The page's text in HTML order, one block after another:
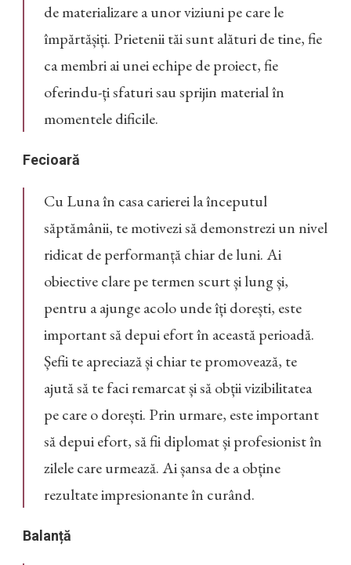
de materializare a unor viziuni pe care le
împărtășiți. Prietenii tăi sunt alături de tine, fie
ca membri ai unei echipe de proiect, fie
oferindu-ți sfaturi sau sprijin material în
momentele dificile.
Fecioară
Cu Luna în casa carierei la începutul
săptămânii, te motivezi să demonstrezi un nivel
ridicat de performanță chiar de luni. Ai
obiective clare pe termen scurt și lung și,
pentru a ajunge acolo unde îți dorești, este
important să depui efort în această perioadă.
Șefii te apreciază și chiar te promovează, te
ajută să te faci remarcat și să obții vizibilitatea
pe care o dorești. Prin urmare, este important
să depui efort, să fii diplomat și profesionist în
zilele care urmează. Ai șansa de a obține
rezultate impresionante în curând.
Balanță